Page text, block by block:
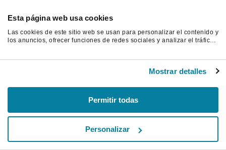
Esta página web usa cookies
Las cookies de este sitio web se usan para personalizar el contenido y
los anuncios, ofrecer funciones de redes sociales y analizar el tráfico.
proporcionado o que hayan recopilado a partir del uso que haya
Mostrar detalles
Permitir todas
Personalizar
Actualiza la página para continuar.
Actualizar